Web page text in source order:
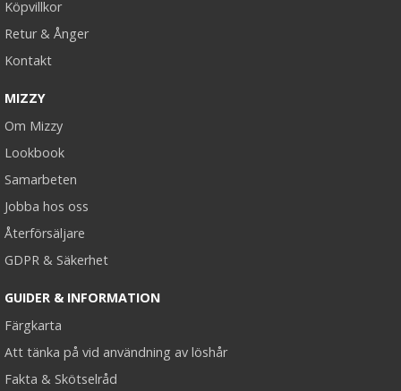
Köpvillkor
Retur & Ånger
Kontakt
MIZZY
Om Mizzy
Lookbook
Samarbeten
Jobba hos oss
Återförsäljare
GDPR & Säkerhet
GUIDER & INFORMATION
Färgkarta
Att tänka på vid användning av löshår
Fakta & Skötselråd